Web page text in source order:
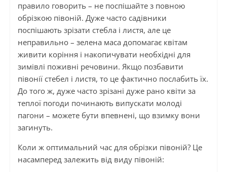
правило говорить – не поспішайте з повною
обрізкою півоній. Дуже часто садівники
поспішають зрізати стебла і листя, але це
неправильно – зелена маса допомагає квітам
живити коріння і накопичувати необхідні для
зимівлі поживні речовини. Якщо позбавити
півонії стебел і листя, то це фактично послабить їх.
До того ж, дуже часто зрізані дуже рано квіти за
теплої погоди починають випускати молоді
пагони – можете бути впевнені, що взимку вони
загинуть.
Коли ж оптимальний час для обрізки півоній? Це
насамперед залежить від виду півоній: